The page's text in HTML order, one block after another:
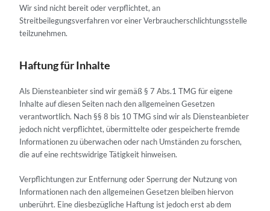
Wir sind nicht bereit oder verpflichtet, an
Streitbeilegungsverfahren vor einer Verbraucherschlichtungsstelle
teilzunehmen.
Haftung für Inhalte
Als Diensteanbieter sind wir gemäß § 7 Abs.1 TMG für eigene
Inhalte auf diesen Seiten nach den allgemeinen Gesetzen
verantwortlich. Nach §§ 8 bis 10 TMG sind wir als Diensteanbieter
jedoch nicht verpflichtet, übermittelte oder gespeicherte fremde
Informationen zu überwachen oder nach Umständen zu forschen,
die auf eine rechtswidrige Tätigkeit hinweisen.
Verpflichtungen zur Entfernung oder Sperrung der Nutzung von
Informationen nach den allgemeinen Gesetzen bleiben hiervon
unberührt. Eine diesbezügliche Haftung ist jedoch erst ab dem